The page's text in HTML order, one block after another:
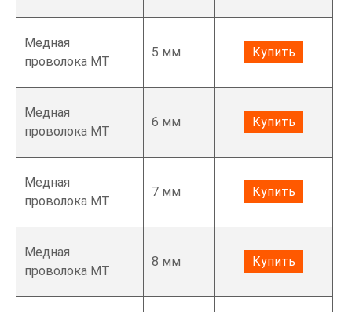
Медная
проволока МТ
5 мм Купить
Медная
проволока МТ
6 мм Купить
Медная
проволока МТ
7 мм Купить
Медная
проволока МТ
8 мм Купить